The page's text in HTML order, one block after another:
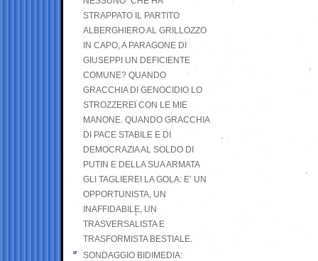
STRAPPATO IL PARTITO
ALBERGHIERO AL GRILLOZZO
IN CAPO, A PARAGONE DI
GIUSEPPI UN DEFICIENTE
COMUNE? QUANDO
GRACCHIA DI GENOCIDIO LO
STROZZEREI CON LE MIE
MANONE. QUANDO GRACCHIA
DI PACE STABILE E DI
DEMOCRAZIA AL SOLDO DI
PUTIN E DELLA SUA ARMATA
GLI TAGLIEREI LA GOLA: E’ UN
OPPORTUNISTA, UN
INAFFIDABILE, UN
TRASVERSALISTA E
TRASFORMISTA BESTIALE.
SONDAGGIO BIDIMEDIA: